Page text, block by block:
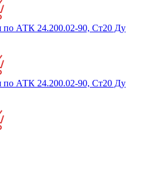
по АТК 24.200.02-90, Ст20 Ду
по АТК 24.200.02-90, Ст20 Ду